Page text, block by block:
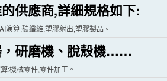
供應商,詳細規格如下:
演算:碳纖維,塑膠射出,塑膠製品。
，研磨機、脫殼機……
:機械零件,零件加工。